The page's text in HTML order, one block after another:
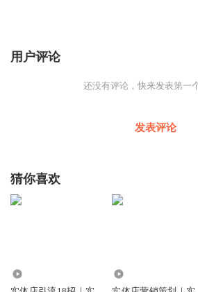
用户评论
还没有评论，快来发表第一
发表评论
猜你喜欢